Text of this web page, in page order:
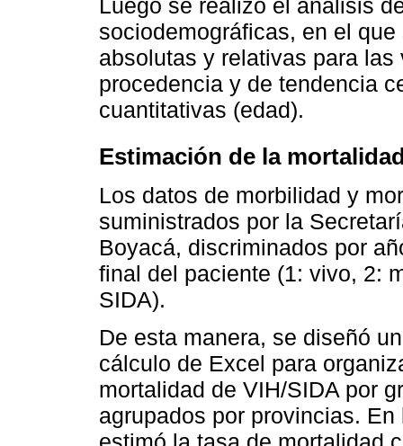
Luego se realizó el análisis
sociodemográficas, en el
absolutas y relativas para
procedencia y de tendencia
cuantitativas (edad).
Estimación de la
Los datos de morbilidad y
suministrados por la
Boyacá, discriminados por
final del paciente (1: vivo, 2:
SIDA).
De esta manera, se diseñó
cálculo de Excel para
mortalidad de VIH/SIDA por
agrupados por provincias.